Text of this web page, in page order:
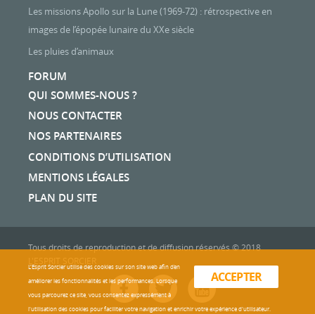
Les missions Apollo sur la Lune (1969-72) : rétrospective en
images de l’épopée lunaire du XXe siècle
Les pluies d’animaux
FORUM
QUI SOMMES-NOUS ?
NOUS CONTACTER
NOS PARTENAIRES
CONDITIONS D’UTILISATION
MENTIONS LÉGALES
PLAN DU SITE
Tous droits de reproduction et de diffusion réservés © 2018
ACCEPTER
L'Esprit Sorcier utilise des cookies sur son site web afin d’en
améliorer les fonctionnalités et les performances. Lorsque
vous parcourez ce site, vous consentez expressément à
l'utilisation des cookies pour faciliter votre navigation et enrichir votre expérience d'utilisateur.